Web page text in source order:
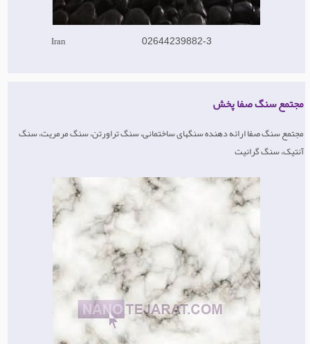
Iran 02644239882-3
مجتمع سنگ صفا پخش
مجتمع سنگ صفا ارائه دهنده سنگهای ساختمانی، سنگ تراورتن، سنگ مرمریت، سنگ
آنتیک، سنگ گرانیت